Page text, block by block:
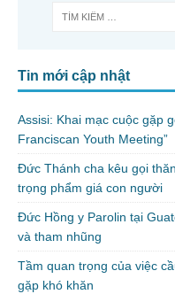
Tin mới cập nhật
Assisi: Khai mạc cuộc gặp
Franciscan Youth Meeting”
Đức Thánh cha kêu gọi
trọng phẩm giá con người
Đức Hồng y Parolin tại
và tham nhũng
Tầm quan trọng của việc
gặp khó khăn